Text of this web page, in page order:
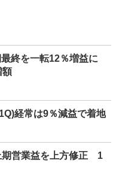
終を一転12％増益に
額
経常は9％減益で着地
営業益を上方修正 1